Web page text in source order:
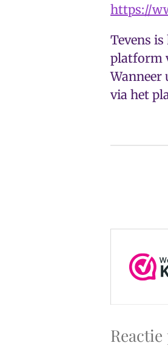
https://
Tevens
platform
Wanneer
via het